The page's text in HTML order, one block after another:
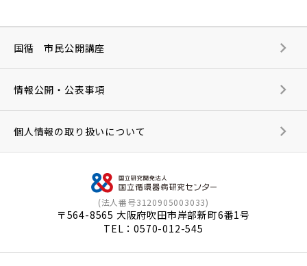
(法人番号3120905003033)
〒564-8565 大阪府吹田市岸部新町6番1号
TEL：0570-012-545
国循 市民公開講座
情報公開・公表事項
個人情報の取り扱いについて